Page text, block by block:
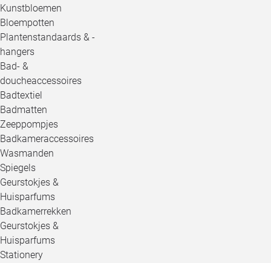
Kunstbloemen
Bloempotten
Plantenstandaards & -
hangers
Bad- &
doucheaccessoires
Badtextiel
Badmatten
Zeeppompjes
Badkameraccessoires
Wasmanden
Spiegels
Geurstokjes &
Huisparfums
Badkamerrekken
Geurstokjes &
Huisparfums
Stationery